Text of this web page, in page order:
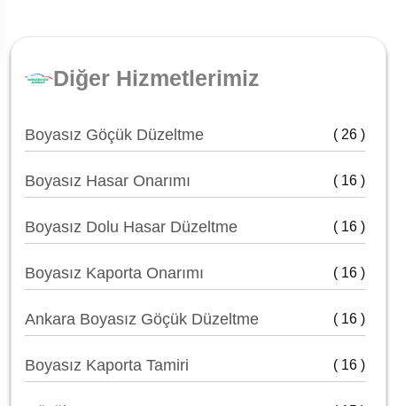
Diğer Hizmetlerimiz
Boyasız Göçük Düzeltme ( 26 )
Boyasız Hasar Onarımı ( 16 )
Boyasız Dolu Hasar Düzeltme ( 16 )
Boyasız Kaporta Onarımı ( 16 )
Ankara Boyasız Göçük Düzeltme ( 16 )
Boyasız Kaporta Tamiri ( 16 )